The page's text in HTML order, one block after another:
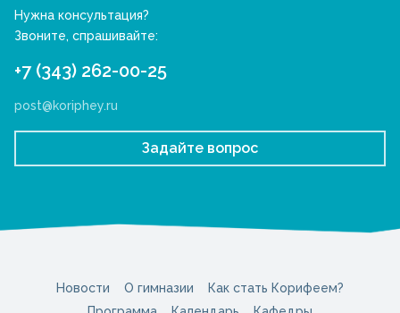
Нужна консультация?
Звоните, спрашивайте:
+7 (343) 262-00-25
post@koriphey.ru
Задайте вопрос
Новости О гимназии
Как стать Корифеем?